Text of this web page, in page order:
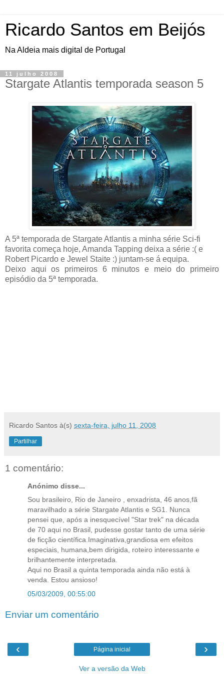
Ricardo Santos em Beijós
Na Aldeia mais digital de Portugal
11 julho 2008
Stargate Atlantis temporada season 5
A 5ª temporada de Stargate Atlantis a minha série Sci-fi
favorita começa hoje, Amanda Tapping deixa a série :( e
Robert Picardo e Jewel Staite :) juntam-se á equipa.
Deixo aqui os primeiros 6 minutos e meio do primeiro
episódio da 5ª temporada.
Ricardo Santos à(s) sexta-feira, julho 11, 2008
Partilhar
1 comentário:
Anónimo disse...
Sou brasileiro, Rio de Janeiro , enxadrista, 46 anos,fã
maravilhado a série Stargate Atlantis e SG1. Nunca
pensei que, após a inesquecível "Star trek" na década
de 70 aqui no Brasil, pudesse gostar tanto de uma série
de ficção científica.Imaginativa,grandiosa em efeitos
especiais, humana,bem dirigida, roteiro interessante e
brilhantemente interpretada.
Aqui no Brasil a quinta temporada ainda não está à
venda. Estou ansioso!
05/03/2009, 00:55:00
Enviar um comentário
‹ ›
Página inicial
Ver a versão da Web